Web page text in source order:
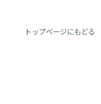
トップページにもどる